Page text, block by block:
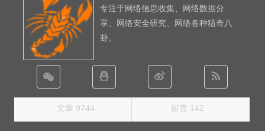
专注于网络信息收集、网络数据分
享、网络安全研究、网络各种猎奇八
卦。
文章 9744 留言 142